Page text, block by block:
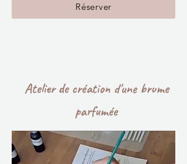
Réserver
Atelier de création d'une brume
parfumée